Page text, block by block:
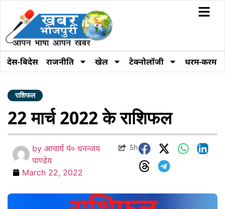
देस-बिदेस राजनीति खेल टेक्नोलॉजी धरम-करम
राशिफल
22 मार्च 2022 के राशिफल
by आचार्य पं० धनन्जय
पाण्डेय
March 22, 2022
Share